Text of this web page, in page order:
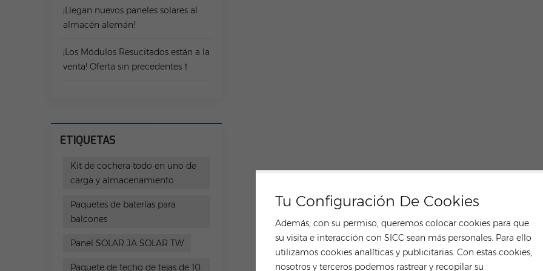
Tu Configuración De Cookies
Además, con su permiso, queremos colocar cookies para que
su visita e interacción con SICC sean más personales. Para ello
utilizamos cookies analíticas y publicitarias. Con estas cookies,
nosotros y terceros podemos rastrear y recopilar su
¡Llegan nuevos paneles solares al
almacén alemán!
¡Los Módulos Resucitados están a la
venta! Oferta sin precedentes！
ETIQUETAS
Kit de cochera todo en uno de
carga y almacenamiento
Paquetes de baterías para
balcones
Panel SOLAR JA SOLAR TW
Paquete de techo de tejas de 10